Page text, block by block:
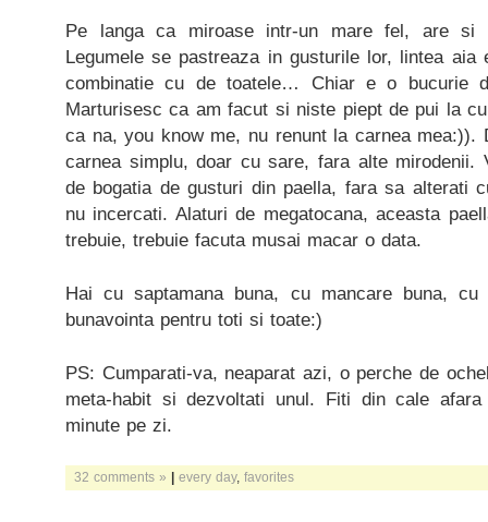
Pe langa ca miroase intr-un mare fel, are
Legumele se pastreaza in gusturile lor, lintea
combinatie cu de toatele… Chiar e o bucurie
Marturisesc ca am facut si niste piept de pui la
ca na, you know me, nu renunt la carnea
carnea simplu, doar cu sare, fara alte mirodenii.
de bogatia de gusturi din paella, fara sa alterati
nu incercati. Alaturi de megatocana, aceasta
trebuie, trebuie facuta musai macar o data.
Hai cu saptamana buna, cu mancare buna,
bunavointa pentru toti si toate:)
PS: Cumparati-va, neaparat azi, o perche de
meta-habit si dezvoltati unul. Fiti din cale
minute pe zi.
32 comments » | every day, favorites